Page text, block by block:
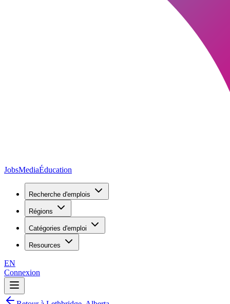
JobsMediaÉducation
Recherche d'emplois
Régions
Catégories d'emploi
Resources
EN
Connexion